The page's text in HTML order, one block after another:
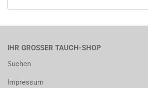
IHR GROSSER TAUCH-SHOP
Suchen
Impressum